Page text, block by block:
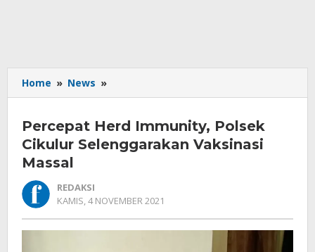
Home » News »
Herd
Polsek
Cikulur
Selenggarakan
Percepat Herd Immunity, Polsek
Cikulur Selenggarakan Vaksinasi
Massal
REDAKSI
KAMIS, 4 NOVEMBER 2021